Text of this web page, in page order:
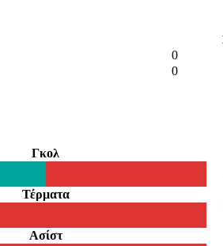
0
0
Γκολ
Τέρματα
Ασίστ